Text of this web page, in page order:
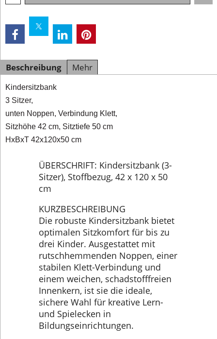
Beschreibung Mehr
Kindersitzbank
3 Sitzer,
unten Noppen, Verbindung Klett,
Sitzhöhe 42 cm, Sitztiefe 50 cm
HxBxT 42x120x50 cm
ÜBERSCHRIFT: Kindersitzbank (3-
Sitzer), Stoffbezug, 42 x 120 x 50
cm
KURZBESCHREIBUNG
Die robuste Kindersitzbank bietet
optimalen Sitzkomfort für bis zu
drei Kinder. Ausgestattet mit
rutschhemmenden Noppen, einer
stabilen Klett-Verbindung und
einem weichen, schadstofffreien
Innenkern, ist sie die ideale,
sichere Wahl für kreative Lern-
und Spielecken in
Bildungseinrichtungen.